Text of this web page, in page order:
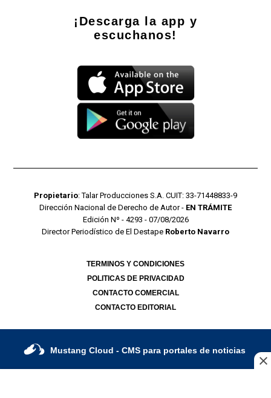
¡Descarga la app y
escuchanos!
Propietario: Talar Producciones S.A. CUIT: 33-71448833-9
Dirección Nacional de Derecho de Autor - EN TRÁMITE
Edición Nº - 4293 - 07/08/2026
Director Periodístico de El Destape Roberto Navarro
TERMINOS Y CONDICIONES
POLITICAS DE PRIVACIDAD
CONTACTO COMERCIAL
CONTACTO EDITORIAL
Mustang Cloud - CMS para portales de noticias